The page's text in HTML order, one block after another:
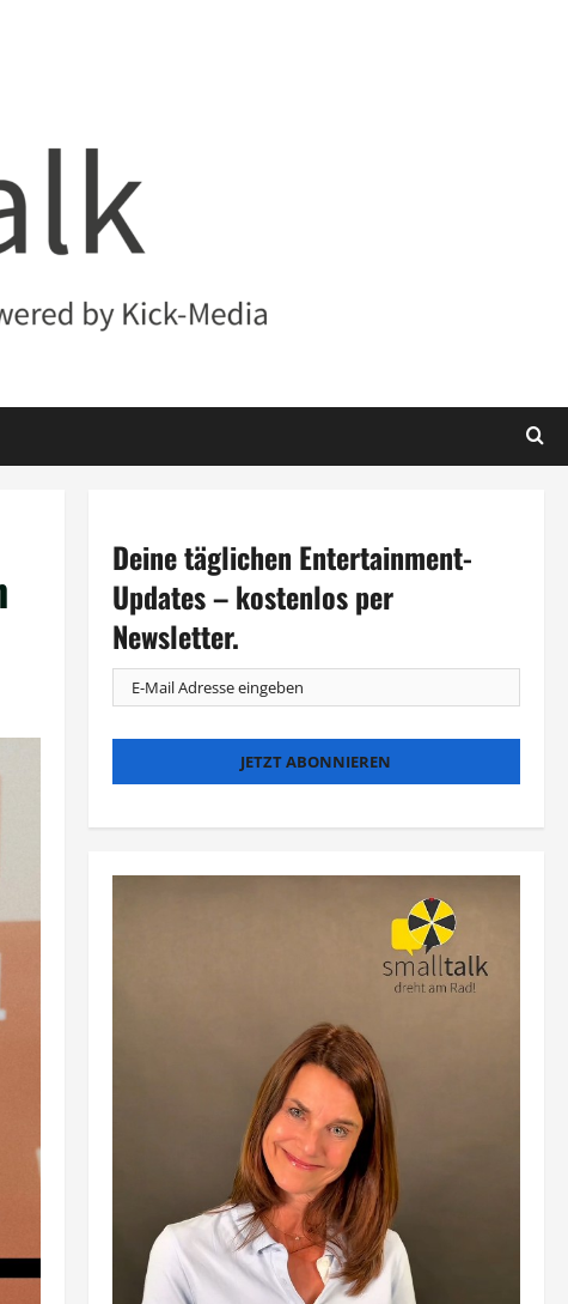
Deine täglichen Entertainment-
Updates – kostenlos per
Newsletter.